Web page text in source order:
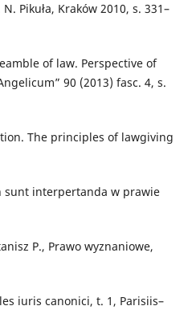
Pikuła, Kraków 2010, s. 331–
of law. Perspective of
90 (2013) fasc. 4, s.
The principles of lawgiving
sunt interpertanda w prawie
P., Prawo wyznaniowe,
iuris canonici, t. 1, Parisiis–